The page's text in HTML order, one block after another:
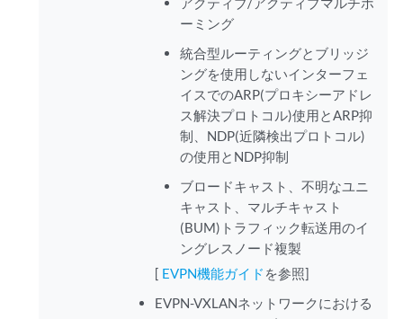
ーミング
統合型ルーティングとブリッジ
ングを使用しないインターフェ
イスでのARP(プロキシーアドレ
ス解決プロトコル)使用とARP抑
制、NDP(近隣検出プロトコル)
の使用とNDP抑制
ブロードキャスト、不明なユニ
キャスト、マルチキャスト
(BUM)トラフィック転送用のイ
ングレスノード複製
[ EVPN機能ガイド を参照]
EVPN-VXLANネットワークにおける